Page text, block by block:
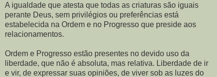
A igualdade que atesta que todas as criaturas são iguais
perante Deus, sem privilégios ou preferências está
estabelecida na Ordem e no Progresso que preside aos
relacionamentos.
Ordem e Progresso estão presentes no devido uso da
liberdade, que não é absoluta, mas relativa. Liberdade de ir
e vir, de expressar suas opiniões, de viver sob as luzes do